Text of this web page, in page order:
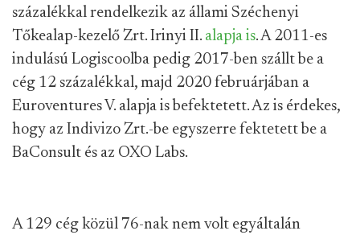
százalékkal rendelkezik az állami Széchenyi
Tőkealap-kezelő Zrt. Irinyi II. alapja is. A 2011-es
indulású Logiscoolba pedig 2017-ben szállt be a
cég 12 százalékkal, majd 2020 februárjában a
Euroventures V. alapja is befektetett. Az is érdekes,
hogy az Indivizo Zrt.-be egyszerre fektetett be a
BaConsult és az OXO Labs.
A 129 cég közül 76-nak nem volt egyáltalán